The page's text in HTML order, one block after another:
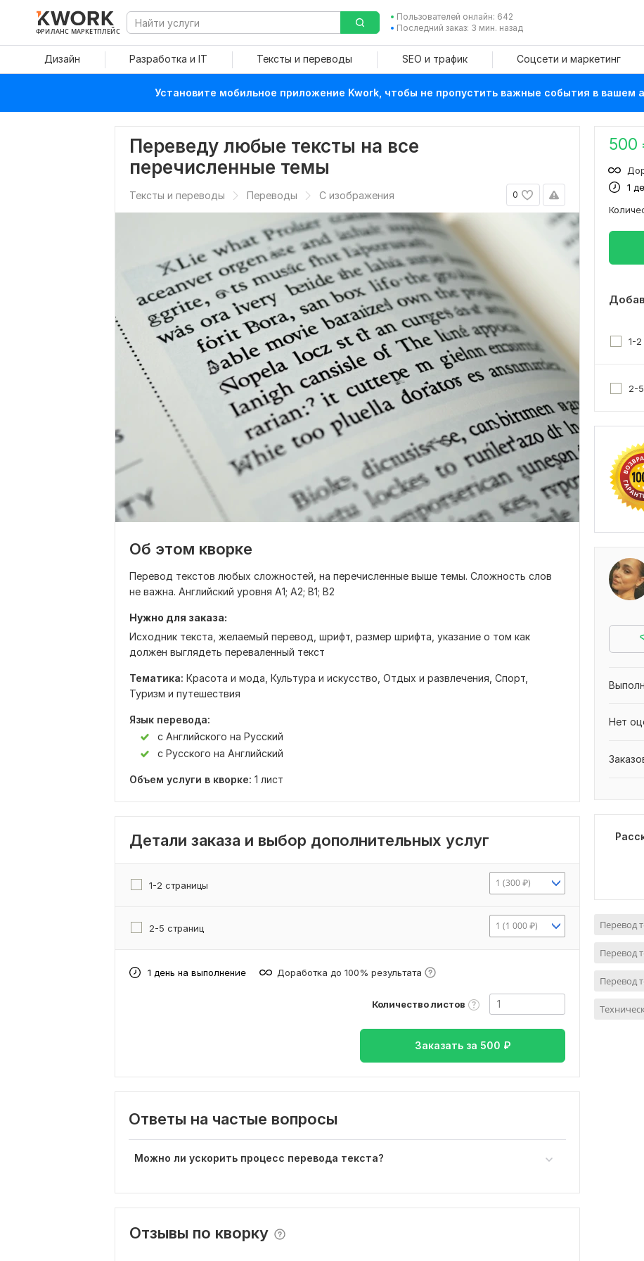
ФРИЛАНС МАРКЕТПЛЕЙС
Пользователей онлайн: 642
Последний заказ: 3 мин. назад
Дизайн Разработка и IT Тексты и переводы SEO и трафик Соцсети и маркетинг
Установите мобильное приложение Kwork, чтобы не пропустить важные события в вашем
Переведу любые тексты на все
перечисленные темы
0
Тексты и переводы Переводы С изображения
Об этом кворке
Перевод текстов любых сложностей, на перечисленные выше темы. Сложность слов
не важна. Английский уровня А1; А2; В1; В2
Нужно для заказа:
Исходник текста, желаемый перевод, шрифт, размер шрифта, указание о том как
должен выглядеть переваленный текст
Тематика: Красота и мода, Культура и искусство, Отдых и развлечения, Спорт,
Туризм и путешествия
Язык перевода:
с Английского на Русский
с Русского на Английский
Объем услуги в кворке: 1 лист
Детали заказа и выбор дополнительных услуг
1-2 страницы 1 (300 ₽)
2-5 страниц 1 (1 000 ₽)
1 день на выполнение Доработка до 100% результата
Количество листов
Заказать за 500 ₽
Ответы на частые вопросы
Можно ли ускорить процесс перевода текста?
Отзывы по кворку
500
1
1-
2-
Нет
Перевод
Перевод
Перевод